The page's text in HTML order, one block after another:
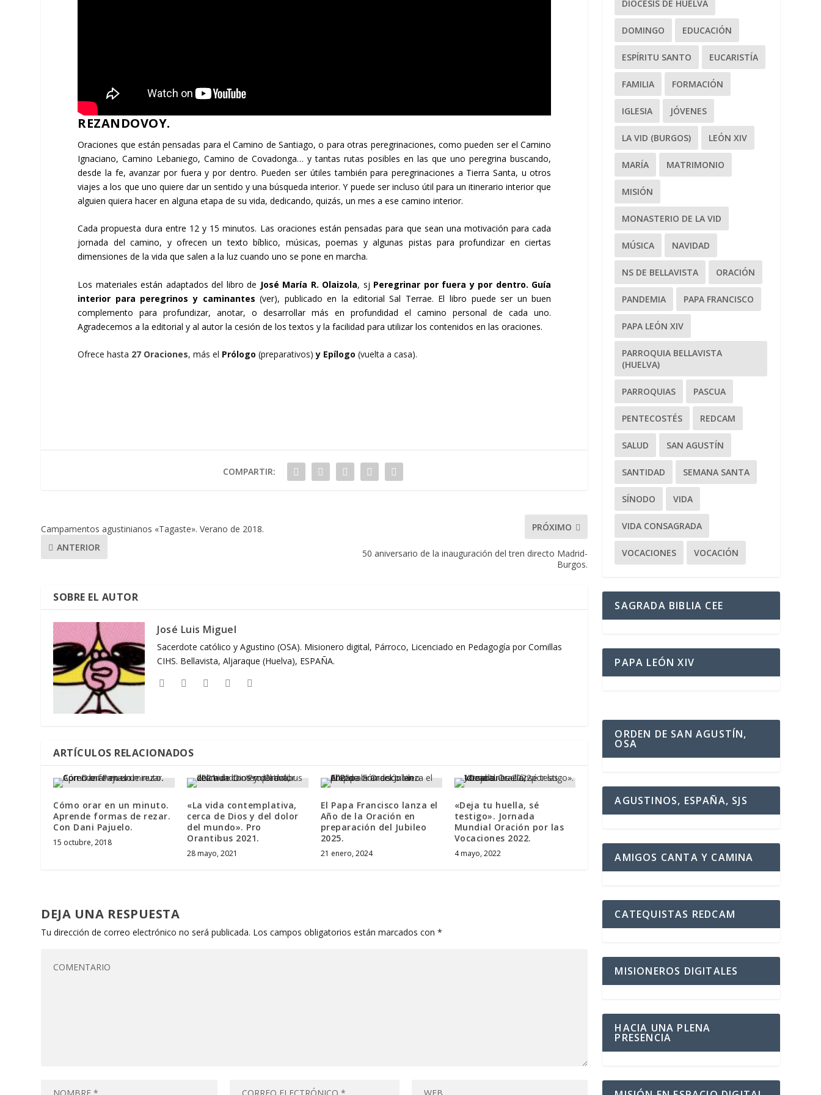
REZANDOVOY.
Oraciones que están pensadas para el Camino de Santiago, o para otras peregrinaciones, como pueden ser elCamino
Ignaciano, Camino Lebaniego, Camino de Covadonga… y tantas rutas posibles en las que uno peregrina buscando,
desde la fe, avanzar por fuera y por dentro. Pueden ser útiles también para peregrinaciones a Tierra Santa, u otros
viajes a los que uno quiere dar un sentido y una búsqueda interior. Y puede ser incluso útil para un itinerario interior que
alguien quiera hacer en alguna etapa de su vida, dedicando, quizás, un mes a ese camino interior.
Cada propuesta dura entre 12 y 15 minutos. Las oraciones están pensadas para que sean una motivación para cada
jornada del camino, y ofrecen un texto bíblico, músicas, poemas y algunas pistas para profundizar en ciertas
dimensiones de la vida que salen a la luz cuando uno se pone en marcha.
Los materiales están adaptados del libro de José María R. Olaizola, sj Peregrinar por fuera y por dentro. Guía
interior para peregrinos y caminantes (ver), publicado en la editorialSal Terrae. El libro puede ser un buen
complemento para profundizar, anotar, o desarrollar más en profundidad el camino personal de cada uno.
Agradecemos a la editorial y al autor la cesión de los textos y la facilidad para utilizar los contenidos en las oraciones.
Ofrece hasta 27 Oraciones, más el Prólogo (preparativos)y Epílogo (vuelta a casa).
COMPARTIR:
Campamentos agustinianos «Tagaste». Verano de 2018.
ANTERIOR
PRÓXIMO
50 aniversario de la inauguración del tren directo Madrid-
Burgos.
SOBRE EL AUTOR
José Luis Miguel
Sacerdote católico y Agustino (OSA). Misionero digital, Párroco, Licenciado en Pedagogía por Comillas
CIHS. Bellavista, Aljaraque (Huelva), ESPAÑA.
ARTÍCULOS RELACIONADOS
Cómo orar en un minuto.
Aprende formas de rezar.
Con Dani Pajuelo.
15 octubre, 2018
«La vida contemplativa,
cerca de Dios y del dolor
del mundo». Pro
Orantibus 2021.
28 mayo, 2021
El Papa Francisco lanza el
Año de la Oración en
preparación del Jubileo
2025.
21 enero, 2024
«Deja tu huella, sé
testigo». Jornada
Mundial Oración por las
Vocaciones 2022.
4 mayo, 2022
DEJA UNA RESPUESTA
Tu dirección de correo electrónico no será publicada. Los campos obligatorios están marcados con*
DIÓCESIS DE HUELVA
DOMINGO EDUCACIÓN
ESPÍRITU SANTO EUCARISTÍA
FAMILIA FORMACIÓN
IGLESIA JÓVENES
LA VID (BURGOS) LEÓN XIV
MARÍA MATRIMONIO
MISIÓN
MONASTERIO DE LA VID
MÚSICA NAVIDAD
NS DE BELLAVISTA ORACIÓN
PANDEMIA PAPA FRANCISCO
PAPA LEÓN XIV
PARROQUIA BELLAVISTA
(HUELVA)
PARROQUIAS PASCUA
PENTECOSTÉS REDCAM
SALUD SAN AGUSTÍN
SANTIDAD SEMANA SANTA
SÍNODO VIDA
VIDA CONSAGRADA
VOCACIONES VOCACIÓN
SAGRADA BIBLIA CEE
PAPA LEÓN XIV
ORDEN DE SAN AGUSTÍN,
OSA
AGUSTINOS, ESPAÑA, SJS
AMIGOS CANTA Y CAMINA
CATEQUISTAS REDCAM
MISIONEROS DIGITALES
HACIA UNA PLENA
PRESENCIA